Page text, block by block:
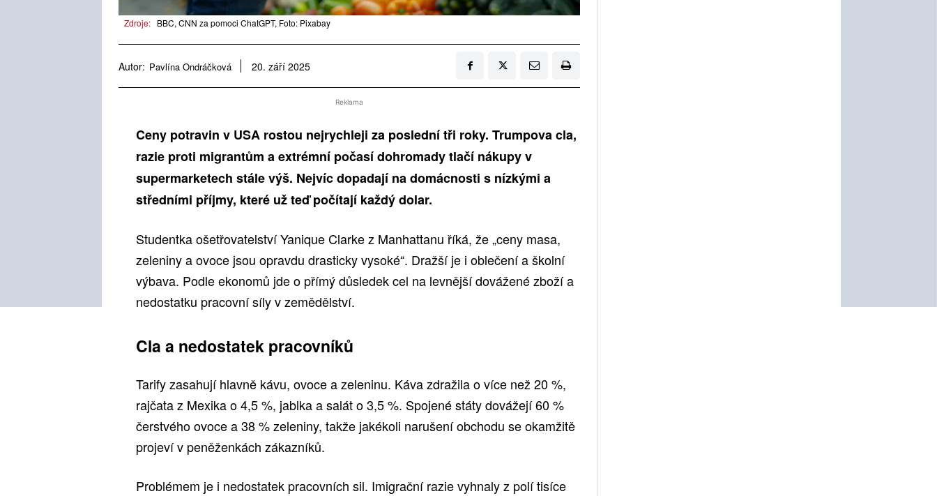
Zdroje: BBC, CNN za pomoci ChatGPT, Foto: Pixabay
Autor: Pavlína Ondráčková 20. září 2025
Reklama
Ceny potravin v USA rostou nejrychleji za poslední tři roky. Trumpova cla,
razie proti migrantům a extrémní počasí dohromady tlačí nákupy v
supermarketech stále výš. Nejvíc dopadají na domácnosti s nízkými a
středními příjmy, které už teď počítají každý dolar.
Studentka ošetřovatelství Yanique Clarke z Manhattanu říká, že „ceny masa,
zeleniny a ovoce jsou opravdu drasticky vysoké“. Dražší je i oblečení a školní
výbava. Podle ekonomů jde o přímý důsledek cel na levnější dovážené zboží a
nedostatku pracovní síly v zemědělství.
Cla a nedostatek pracovníků
Tarify zasahují hlavně kávu, ovoce a zeleninu. Káva zdražila o více než 20 %,
rajčata z Mexika o 4,5 %, jablka a salát o 3,5 %. Spojené státy dovážejí 60 %
čerstvého ovoce a 38 % zeleniny, takže jakékoli narušení obchodu se okamžitě
projeví v peněženkách zákazníků.
Problémem je i nedostatek pracovních sil. Imigrační razie vyhnaly z polí tisíce